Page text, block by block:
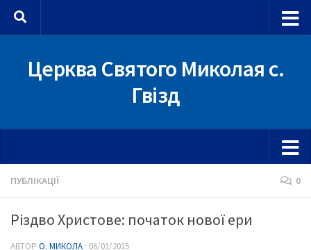
Skip to content
Церква Святого Миколая с.
Гвізд
ПУБЛІКАЦІЇ 0
Різдво Христове: початок нової ери
АВТОР О. МИКОЛА · 06/01/2015